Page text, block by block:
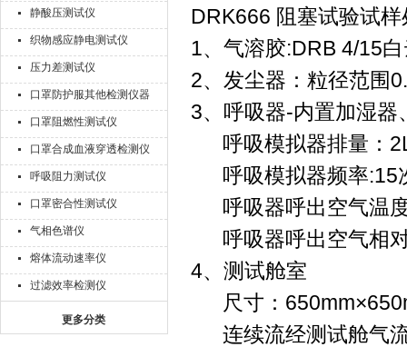
静酸压测试仪
织物感应静电测试仪
压力差测试仪
口罩防护服其他检测仪器
口罩阻燃性测试仪
口罩合成血液穿透检测仪
呼吸阻力测试仪
口罩密合性测试仪
气相色谱仪
熔体流动速率仪
过滤效率检测仪
更多分类
DRK666 阻塞试验试
1、气溶胶:DRB 4/15
2、发尘器：粒径范围
3、呼吸器-内置加湿
呼吸模拟器排量：
呼吸模拟器频率:15
呼吸器呼出空气温
呼吸器呼出空气相
4、测试舱室
尺寸：
连续流经测试舱气